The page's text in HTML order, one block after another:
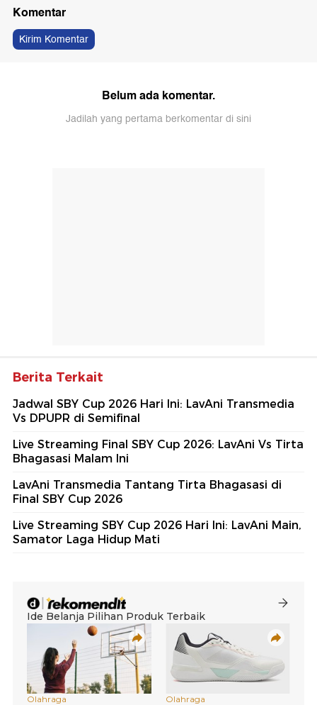
Komentar
Kirim Komentar
Belum ada komentar.
Jadilah yang pertama berkomentar di sini
Berita Terkait
Jadwal SBY Cup 2026 Hari Ini: LavAni Transmedia
Vs DPUPR di Semifinal
Live Streaming Final SBY Cup 2026: LavAni Vs Tirta
Bhagasasi Malam Ini
LavAni Transmedia Tantang Tirta Bhagasasi di
Final SBY Cup 2026
Live Streaming SBY Cup 2026 Hari Ini: LavAni Main,
Samator Laga Hidup Mati